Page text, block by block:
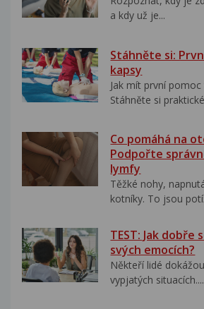
a kdy už je...
Stáhněte si:
kapsy
Jak mít první
Stáhněte si
Co pomáhá na
Podpořte
lymfy
Těžké nohy,
kotníky. To jsou
TEST: Jak dobře
svých emocích?
Někteří lidé
vypjatých situacích....